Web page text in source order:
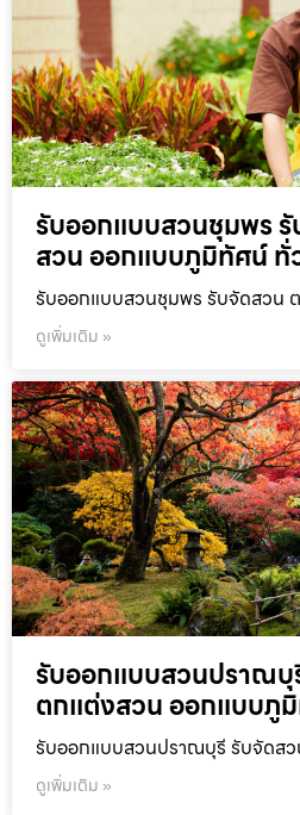
รับออกแบบสวนชุมพร
สวน ออกแบบภูมิทัศน์ ทั่
รับออกแบบสวนชุมพร รับจัดสวน
ดูเพิ่มเติม »
รับออกแบบสวนปราณบุ
ตกแต่งสวน ออกแบบภู
รับออกแบบสวนปราณบุรี รับจัดส
ดูเพิ่มเติม »